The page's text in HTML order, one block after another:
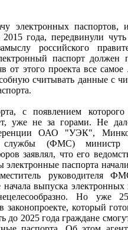
электронных паспортов,
года, передвинули
российского
паспорт должен
от этого проекта все
считывать данные с
с появлением которого
уже не за горами. Не
ОАО "УЭК",
службы (ФМС)
заявлял, что его
паспорта
руководителя
выпуска электронных
Но уже
законопроекте, который
до 2025 года граждане